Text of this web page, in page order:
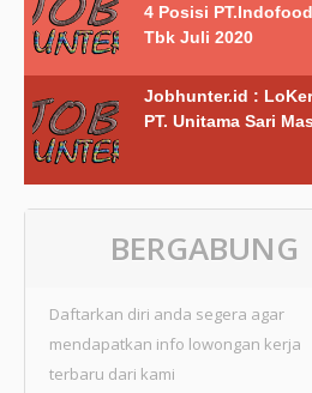
4 Posisi
Tbk Juli 2020
Jobhunter.id :
PT. Unitama Sari
BERGABUNG
Daftarkan diri anda segera agar
mendapatkan info lowongan kerja
terbaru dari kami